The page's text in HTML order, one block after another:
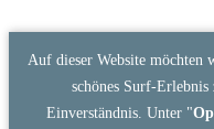
Auf dieser Website möchten
schönes Surf-
Einverständnis. Unter "